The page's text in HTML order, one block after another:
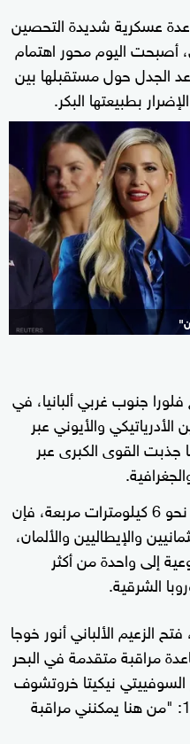
عسكرية شديدة التحصين
أصبحت اليوم محور اهتمام
الجدل حول مستقبلها بين
بطبيعتها البكر.
جنوب غربي ألبانيا، في
والأيوني عبر
جذبت القوى الكبرى عبر
ورغم أن مساحة الجزيرة لا تتجاوز نحو 6 كيلومترات مربعة، فإن
والإيطاليين والألمان،
إلى واحدة من أكثر
الشرقية.
الزعيم الألباني أنور خوجا
مراقبة متقدمة في البحر
نيكيتا خروتشوف
قوله خلال زيارة للجزيرة عام 1958: "من هنا يمكنني مراقبة